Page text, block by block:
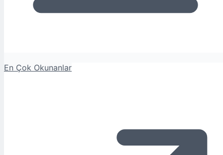
En Çok Okunanlar